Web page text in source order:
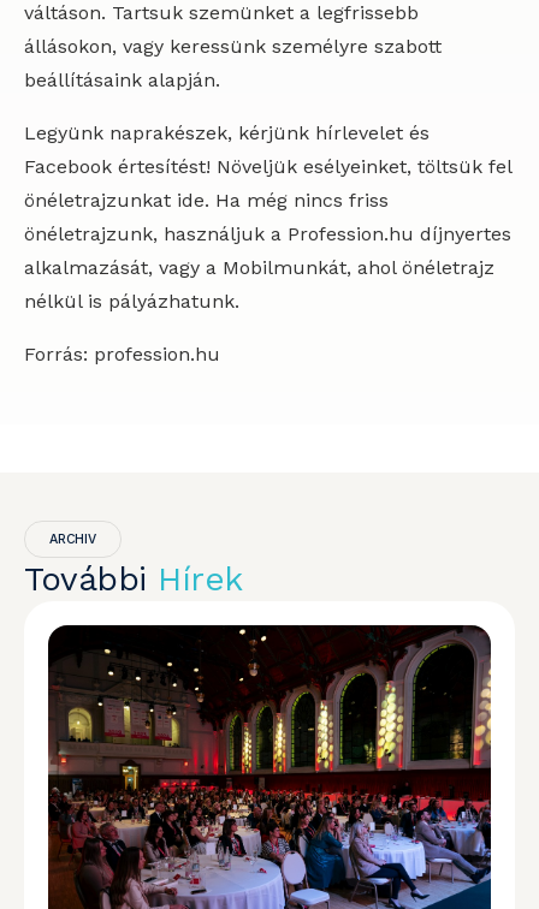
váltáson. Tartsuk szemünket a legfrissebb
állásokon, vagy keressünk személyre szabott
beállításaink alapján.
Legyünk naprakészek, kérjünk hírlevelet és
Facebook értesítést! Növeljük esélyeinket, töltsük fel
önéletrajzunkat ide. Ha még nincs friss
önéletrajzunk, használjuk a Profession.hu díjnyertes
alkalmazását, vagy a Mobilmunkát, ahol önéletrajz
nélkül is pályázhatunk.
Forrás: profession.hu
ARCHIV
További Hírek